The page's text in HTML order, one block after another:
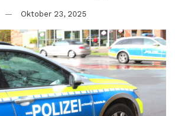
Oktober 23, 2025